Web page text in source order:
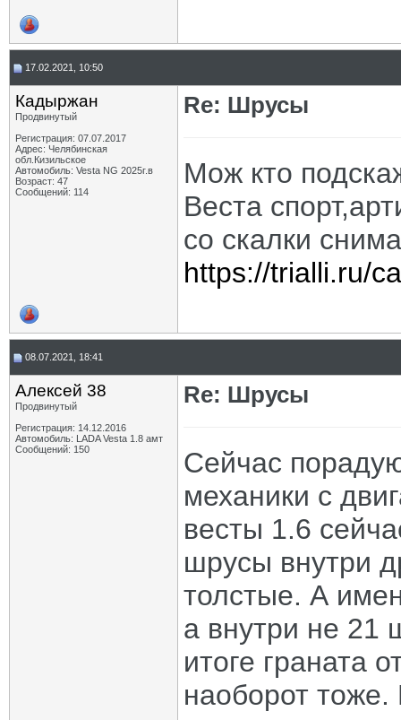
17.02.2021, 10:50
Кадыржан
Продвинутый
Регистрация: 07.07.2017
Адрес: Челябинская
обл.Кизильское
Автомобиль: Vesta NG 2025г.в
Возраст: 47
Сообщений: 114
Re: Шрусы
Мож кто
Веста
со скалки
https://trialli.ru/
08.07.2021, 18:41
Алексей 38
Продвинутый
Регистрация: 14.12.2016
Автомобиль: LADA Vesta 1.8 амт
Сообщений: 150
Re: Шрусы
Сейчас
механики с
весты 1.6
шрусы внутри
толстые. А
а внутри не 21
итоге граната
наоборот